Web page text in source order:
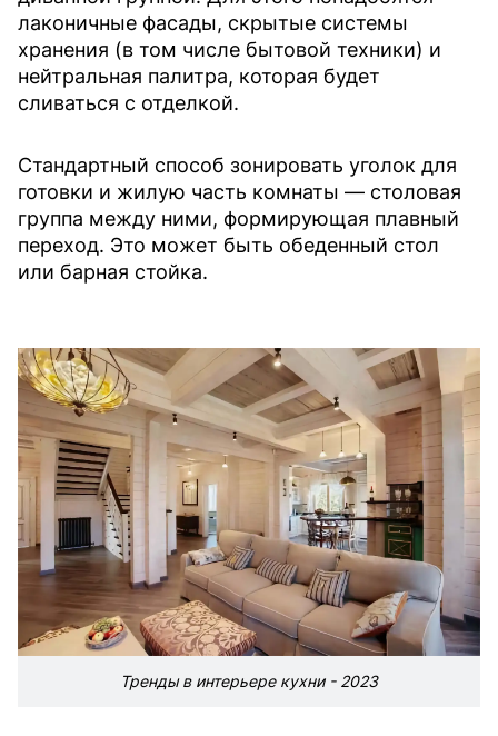
лаконичные фасады, скрытые системы
хранения (в том числе бытовой техники) и
нейтральная палитра, которая будет
сливаться с отделкой.
Стандартный способ зонировать уголок для
готовки и жилую часть комнаты — столовая
группа между ними, формирующая плавный
переход. Это может быть обеденный стол
или барная стойка.
Тренды в интерьере кухни - 2023